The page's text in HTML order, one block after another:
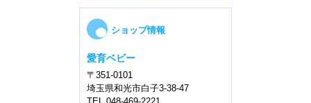
ショップ情報
愛育ベビー
〒351-0101
埼玉県和光市白子3-38-47